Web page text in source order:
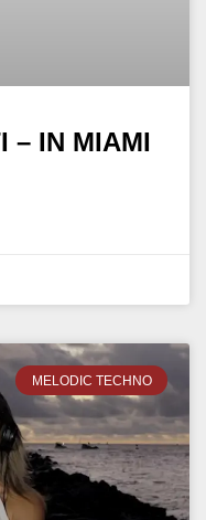
– IN MIAMI
MELODIC TECHNO